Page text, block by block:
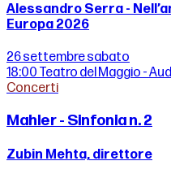
Alessandro Serra -
Europa 2026
26 settembresabato
18:00 Teatro del Maggio -
Concerti
Mahler - Sinfonia n. 2
Zubin Mehta, direttore